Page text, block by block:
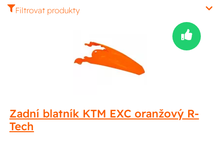
Filtrovat produkty
Zadní blatník KTM EXC oranžový R-
Tech